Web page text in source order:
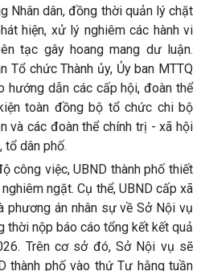
Nhân dân, đồng thời quản lý chặt
hiện, xử lý nghiêm các hành vi
tạc gây hoang mang dư luận.
Tổ chức Thành ủy, Ủy ban MTTQ
hướng dẫn các cấp hội, đoàn thể
toàn đồng bộ tổ chức chi bộ
và các đoàn thể chính trị - xã hội
tổ dân phố.
công việc, UBND thành phố thiết
ngặt. Cụ thể, UBND cấp xã
án nhân sự về Sở Nội vụ
thời nộp báo cáo tổng kết kết quả
Trên cơ sở đó, Sở Nội vụ sẽ
thành phố vào thứ Tư hằng tuần